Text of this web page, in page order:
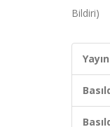
Bildiri)